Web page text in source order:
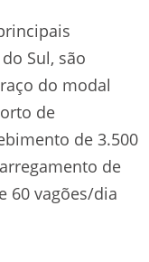
Sul, são
do modal
de
de 3.500
de
60 vagões/dia